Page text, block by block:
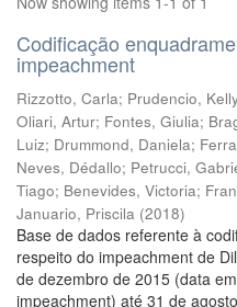
Codificação
impeachment
Rizzotto, Carla; Prudencio,
Oliari, Artur; Fontes, Giulia;
Luiz; Drummond, Daniela;
Neves, Dédallo; Petrucci,
Tiago; Benevides, Victoria;
Januario, Priscila (2018)
Base de dados referente à
respeito do impeachment de
de dezembro de 2015 (data
impeachment) até 31 de